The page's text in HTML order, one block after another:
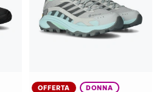
OFFERTA DONNA